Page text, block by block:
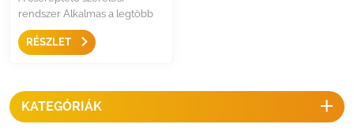
rendszer Alkalmas a legtöbb
tetőfedésre, mivel különféle
állítható tetőkampókat és fix
cserepekhez,
palacserepekhez.
RÉSZLET
KATEGÓRIÁK